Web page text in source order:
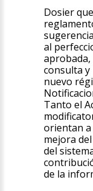
Dosier
al
consulta
nuevo
Tanto el
orientan a
mejora
del
de la